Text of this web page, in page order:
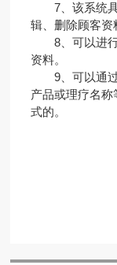
7、该系统具
辑、删除顾客资
8、可以进行
资料。
9、可以通过
产品或理疗名
式的。